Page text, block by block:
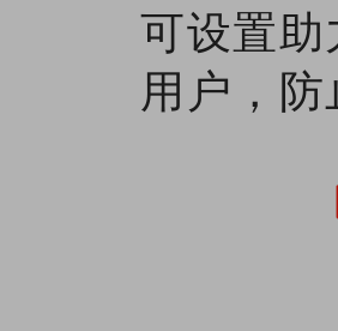
可设置
用户，